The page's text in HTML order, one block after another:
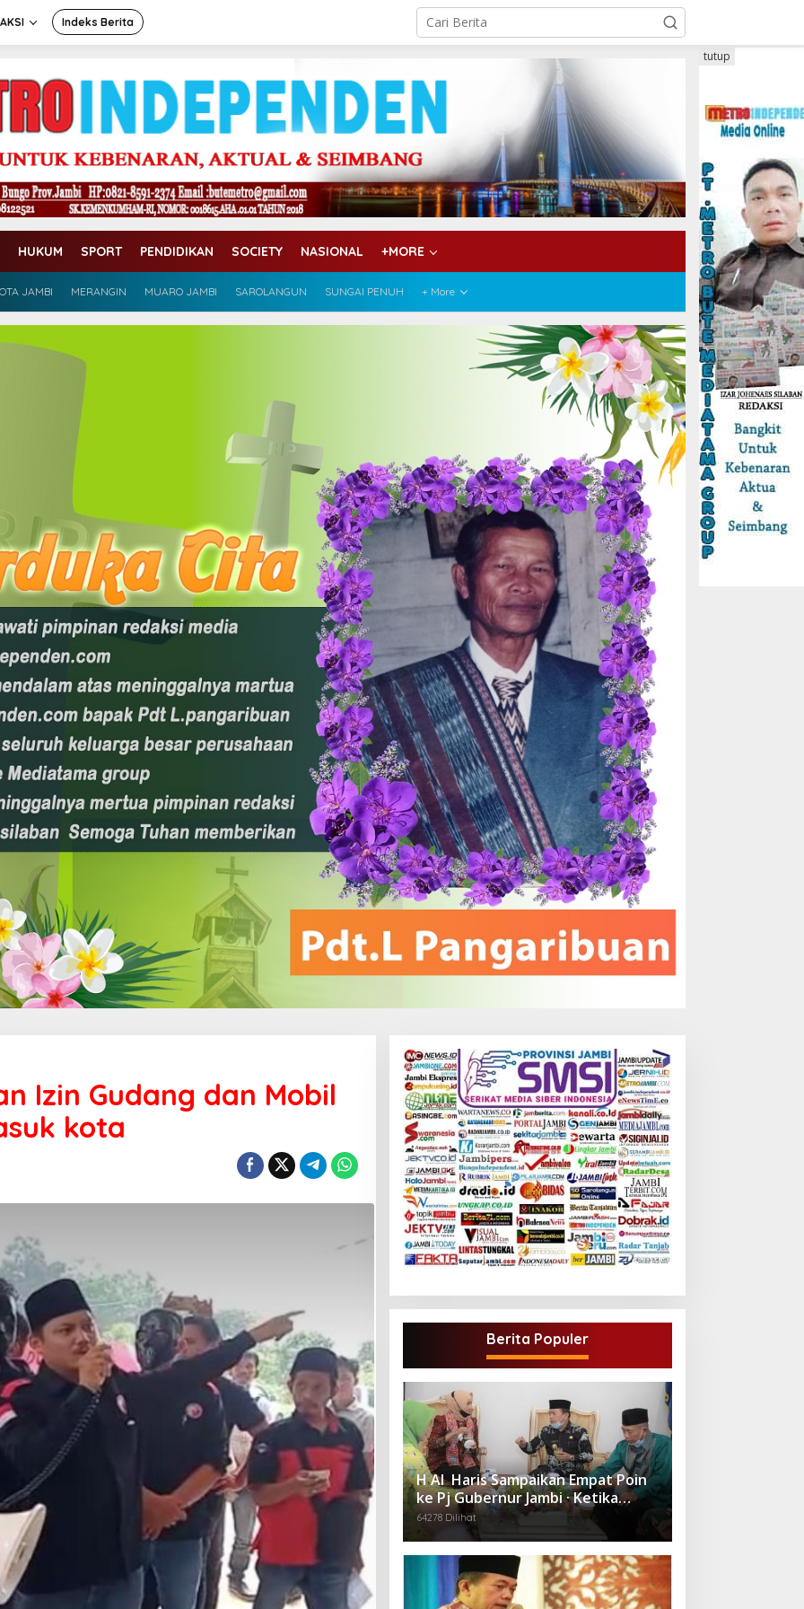
Indeks Berita
HUKUM SPORT PENDIDIKAN SOCIETY NASIONAL +MORE
JAMBI MERANGIN MUARO JAMBI SAROLANGUN SUNGAI PENUH + More
tutup
Izin Gudang dan Mobil
kota
Berita Populer
H Al Haris Sampaikan Empat Poin
ke Pj Gubernur Jambi · Ketika
Melakukan Kunjungan Kerja ke
Merangin
64278 Dilihat